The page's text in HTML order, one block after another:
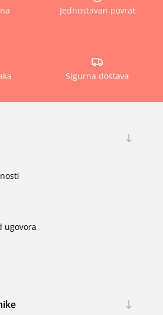
Jednostavan povrat
Sigurna dostava
ugovora